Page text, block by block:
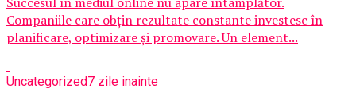
Companiile care obțin rezultate constante investesc în
planificare, optimizare și promovare. Un element...
Uncategorized7 zile inainte